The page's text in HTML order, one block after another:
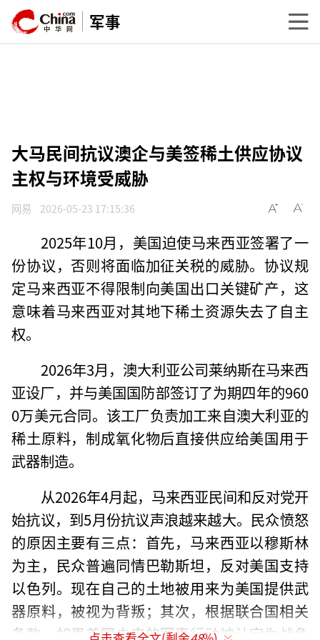
军事
大马民间抗议澳企与美签稀土供应协议
主权与环境受威胁
网易 2026-05-23 17:15:36
2025年10月，美国迫使马来西亚签署了一
份协议，否则将面临加征关税的威胁。协议规
定马来西亚不得限制向美国出口关键矿产，这
意味着马来西亚对其地下稀土资源失去了自主
权。
2026年3月，澳大利亚公司莱纳斯在马来西
亚设厂，并与美国国防部签订了为期四年的960
0万美元合同。该工厂负责加工来自澳大利亚的
稀土原料，制成氧化物后直接供应给美国用于
武器制造。
从2026年4月起，马来西亚民间和反对党开
始抗议，到5月份抗议声浪越来越大。民众愤怒
的原因主要有三点：首先，马来西亚以穆斯林
为主，民众普遍同情巴勒斯坦，反对美国支持
以色列。现在自己的土地被用来为美国提供武
器原料，被视为背叛；其次，根据联合国相关
条款，如果美国未来的军事行动被认定为战争